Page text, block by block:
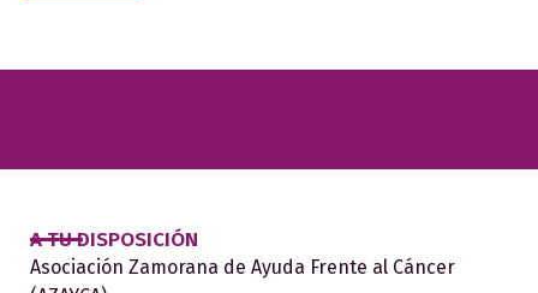
A TU DISPOSICIÓN
Asociación Zamorana de Ayuda Frente al Cáncer